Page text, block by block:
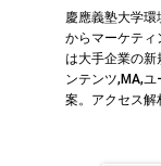
慶應義塾大学
からマーケティ
は大手企業の新
ンテンツ,MA,
案。アクセス解